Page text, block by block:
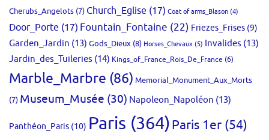
Cherubs_Angelots (7) Church_Eglise (17) Coat of arms_Blason (4)
Door_Porte (17) Fountain_Fontaine (22) Friezes_Frises (9)
Garden_Jardin (13) Gods_Dieux (8) Horses_Chevaux (5) Invalides (13)
Jardin_des_Tuileries (14) Kings_of_France_Rois_De_France (6)
Marble_Marbre (86) Memorial_Monument_Aux_Morts
(7) Museum_Musée (30) Napoleon_Napoléon (13)
Panthéon_Paris (10) Paris (364)Paris 1er (54)